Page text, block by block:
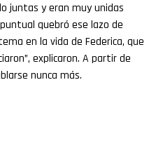
juntas y eran muy unidas
quebró ese lazo de
en la vida de Federica, que
explicaron. A partir de
nunca más.